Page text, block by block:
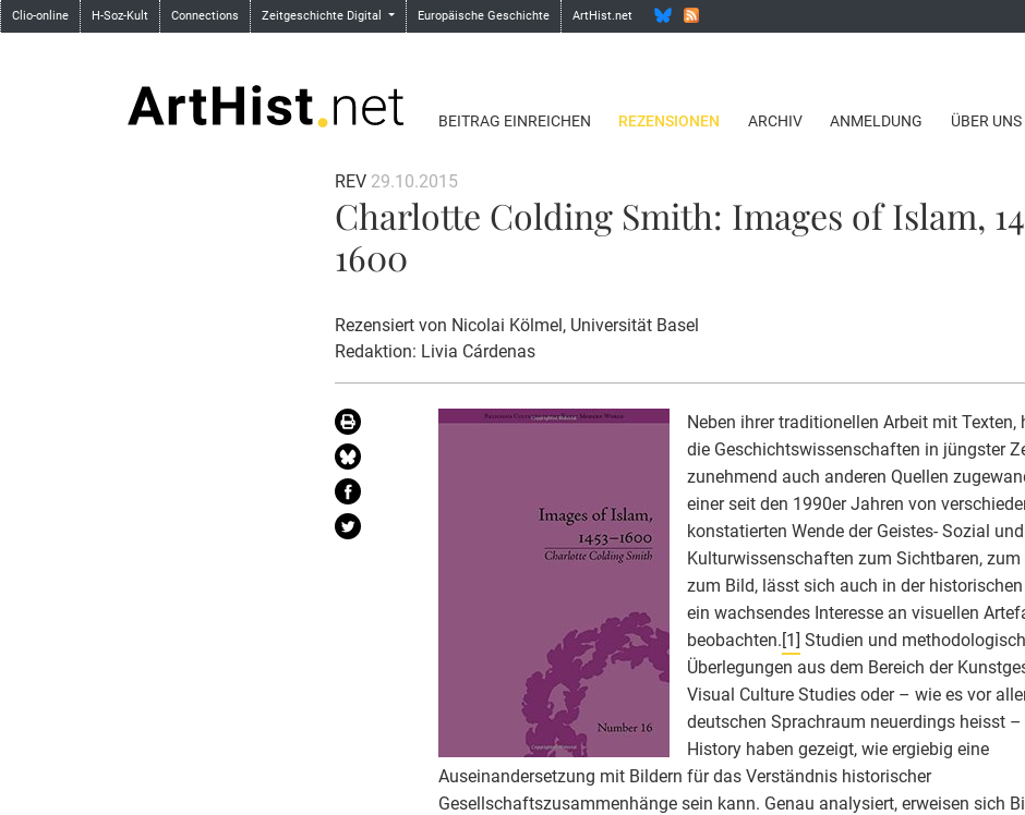
Clio-online H-Soz-Kult Connections Zeitgeschichte Digital Europäische Geschichte ArtHist.net
BEITRAG EINREICHEN REZENSIONEN ARCHIV ANMELDUNG ÜBER UNS
REV 29.10.2015
Charlotte Colding Smith: Images of Islam,
1600
Rezensiert von Nicolai Kölmel , Universität Basel
Redaktion: Livia Cárdenas
Neben ihrer traditionellen Arbeit mit Texten,
die Geschichtswissenschaften in jüngster
zunehmend auch anderen Quellen
einer seit den 1990er Jahren von
konstatierten Wende der Geistes- Sozial und
Kulturwissenschaften zum Sichtbaren, zum
zum Bild, lässt sich auch in der
ein wachsendes Interesse an visuellen
beobachten.[1] Studien und
Überlegungen aus dem Bereich der
Visual Culture Studies oder – wie es vor
deutschen Sprachraum neuerdings heisst –
History haben gezeigt, wie ergiebig eine
Auseinandersetzung mit Bildern für das Verständnis historischer
Gesellschaftszusammenhänge sein kann. Genau analysiert, erweisen sich